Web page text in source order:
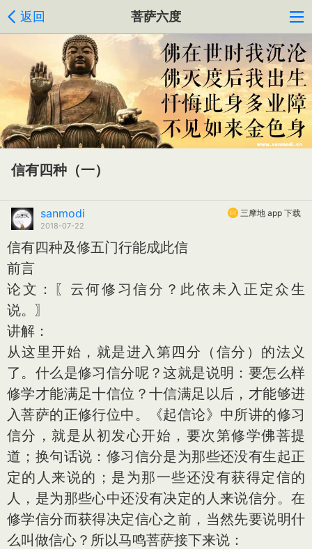
返回 菩萨六度
信有四种（一）
三摩地 app 下载
sanmodi
2018-07-22
信有四种及修五门行能成此信
前言
论文：〖云何修习信分？此依未入正定众生
说。〗
讲解：
从这里开始，就是进入第四分（信分）的法义
了。什么是修习信分呢？这就是说明：要怎么样
修学才能满足十信位？十信满足以后，才能够进
入菩萨的正修行位中。《起信论》中所讲的修习
信分，就是从初发心开始，要次第修学佛菩提
道；换句话说：修习信分是为那些还没有生起正
定的人来说的；是为那一些还没有获得定信的
人，是为那些心中还没有决定的人来说信分。在
修学信分而获得决定信心之前，当然先要说明什
么叫做信心？所以马鸣菩萨接下来说：